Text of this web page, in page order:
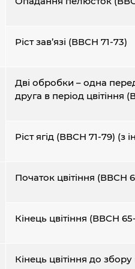
Ріст зав’язі (ВВСН 71-73)
Дві обробки – одна
друга в період цвітіння
Ріст ягід (ВВСН 71-79) (з
Початок цвітіння (ВВСН
Кінець цвітіння (ВВСН
Кінець цвітіння до